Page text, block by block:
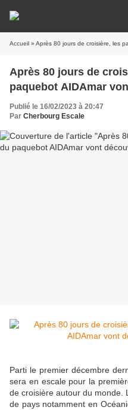
Accueil » Après 80 jours de croisière, les
Après 80 jours de
paquebot AIDAmar
Publié le 16/02/2023 à 20:47
Par Cherbourg Escale
Parti le premier décembre
sera en escale pour la
de croisière autour du monde.
de pays notamment en